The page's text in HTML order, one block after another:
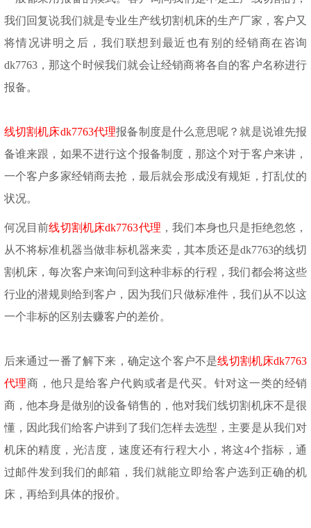
我们回复说我们就是专业生产线切割机床的生产厂家，客户又
将情况讲明之后，我们联想到最近也有别的经销商在咨询
dk7763，那这个时候我们就会让经销商将各自的客户名称进行
报备。
线切割机床dk7763代理报备制度是什么意思呢？就是说谁先报
备谁来跟，如果不进行这个报备制度，那这个对于客户来讲，
一个客户多家经销商去抢，最后就会形成没有规矩，打乱仗的
状况。
何况目前线切割机床dk7763代理 ，我们本身也只是拒绝忽悠，
从不将标准机器当做非标机器来卖，其本质还是dk7763的线切
割机床，每次客户来询问到这种非标的行程，我们都会将这些
行业的潜规则给到客户，因为我们只做标准件，我们从不以这
一个非标的区别去赚客户的差价。
后来通过一番了解下来，确定这个客户不是线切割机床dk7763
代理商，他只是给客户代购或者是代买。针对这一类的经销
商，他本身是做别的设备销售的，他对我们线切割机床不是很
懂，因此我们给客户讲到了我们怎样去选型，主要是从我们对
机床的精度，光洁度，速度还有行程大小，将这4个指标，通
过邮件发到我们的邮箱，我们就能立即给客户选到正确的机
床，再给到具体的报价。